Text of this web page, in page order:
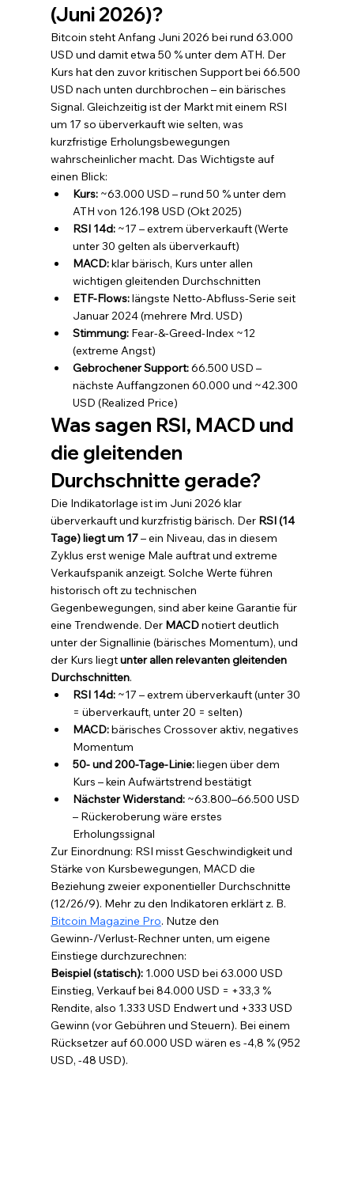
(Juni 2026)?
Bitcoin steht Anfang Juni 2026 bei rund 63.000
USD und damit etwa 50 % unter dem ATH. Der
Kurs hat den zuvor kritischen Support bei 66.500
USD nach unten durchbrochen – ein bärisches
Signal. Gleichzeitig ist der Markt mit einem RSI
um 17 so überverkauft wie selten, was
kurzfristige Erholungsbewegungen
wahrscheinlicher macht. Das Wichtigste auf
einen Blick:
Kurs: ~63.000 USD – rund 50 % unter dem
ATH von 126.198 USD (Okt 2025)
RSI 14d: ~17 – extrem überverkauft (Werte
unter 30 gelten als überverkauft)
MACD: klar bärisch, Kurs unter allen
wichtigen gleitenden Durchschnitten
ETF-Flows: längste Netto-Abfluss-Serie seit
Januar 2024 (mehrere Mrd. USD)
Stimmung: Fear-&-Greed-Index ~12
(extreme Angst)
Gebrochener Support: 66.500 USD –
nächste Auffangzonen 60.000 und ~42.300
USD (Realized Price)
Was sagen RSI, MACD und
die gleitenden
Durchschnitte gerade?
Die Indikatorlage ist im Juni 2026 klar
überverkauft und kurzfristig bärisch. Der RSI (14
Tage) liegt um 17 – ein Niveau, das in diesem
Zyklus erst wenige Male auftrat und extreme
Verkaufspanik anzeigt. Solche Werte führen
historisch oft zu technischen
Gegenbewegungen, sind aber keine Garantie für
eine Trendwende. Der MACD notiert deutlich
unter der Signallinie (bärisches Momentum), und
der Kurs liegt unter allen relevanten gleitenden
Durchschnitten.
RSI 14d: ~17 – extrem überverkauft (unter 30
= überverkauft, unter 20 = selten)
MACD: bärisches Crossover aktiv, negatives
Momentum
50- und 200-Tage-Linie: liegen über dem
Kurs – kein Aufwärtstrend bestätigt
Nächster Widerstand: ~63.800–66.500 USD
– Rückeroberung wäre erstes
Erholungssignal
Zur Einordnung: RSI misst Geschwindigkeit und
Stärke von Kursbewegungen, MACD die
Beziehung zweier exponentieller Durchschnitte
(12/26/9). Mehr zu den Indikatoren erklärt z. B.
Bitcoin Magazine Pro. Nutze den
Gewinn-/Verlust-Rechner unten, um eigene
Einstiege durchzurechnen:
Beispiel (statisch): 1.000 USD bei 63.000 USD
Einstieg, Verkauf bei 84.000 USD = +33,3 %
Rendite, also 1.333 USD Endwert und +333 USD
Gewinn (vor Gebühren und Steuern). Bei einem
Rücksetzer auf 60.000 USD wären es -4,8 % (952
USD, -48 USD).